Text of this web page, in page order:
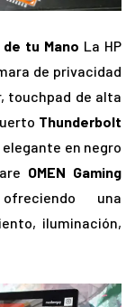
tu Mano La HP
de privacidad
touchpad de alta
Thunderbolt
en negro
OMEN Gaming
una
iluminación,